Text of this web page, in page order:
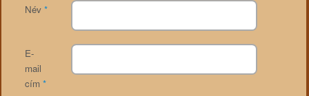
Név *
E-
mail
cím *